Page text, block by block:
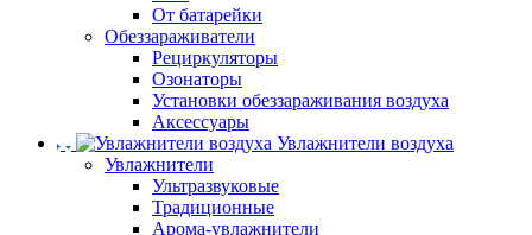
От батарейки
Обеззараживатели
Рециркуляторы
Озонаторы
Установки обеззараживания воздуха
Аксессуары
Увлажнители воздуха
Увлажнители
Ультразвуковые
Традиционные
Арома-увлажнители